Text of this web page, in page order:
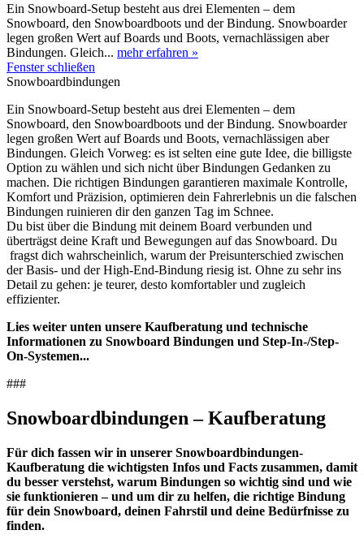
Ein Snowboard-Setup besteht aus drei Elementen – dem
Snowboard, den Snowboardboots und der Bindung. Snowboarder
legen großen Wert auf Boards und Boots, vernachlässigen aber
Bindungen. Gleich... mehr erfahren »
Fenster schließen
Snowboardbindungen
Ein Snowboard-Setup besteht aus drei Elementen – dem
Snowboard, den Snowboardboots und der Bindung. Snowboarder
legen großen Wert auf Boards und Boots, vernachlässigen aber
Bindungen. Gleich Vorweg: es ist selten eine gute Idee, die billigste
Option zu wählen und sich nicht über Bindungen Gedanken zu
machen. Die richtigen Bindungen garantieren maximale Kontrolle,
Komfort und Präzision, optimieren dein Fahrerlebnis un die falschen
Bindungen ruinieren dir den ganzen Tag im Schnee.
Du bist über die Bindung mit deinem Board verbunden und
überträgst deine Kraft und Bewegungen auf das Snowboard. Du
fragst dich wahrscheinlich, warum der Preisunterschied zwischen
der Basis- und der High-End-Bindung riesig ist. Ohne zu sehr ins
Detail zu gehen: je teurer, desto komfortabler und zugleich
effizienter.
Lies weiter unten unsere Kaufberatung und technische
Informationen zu Snowboard Bindungen und Step-In-/Step-
On-Systemen...
###
Snowboardbindungen – Kaufberatung
Für dich fassen wir in unserer Snowboardbindungen-
Kaufberatung die wichtigsten Infos und Facts zusammen, damit
du besser verstehst, warum Bindungen so wichtig sind und wie
sie funktionieren – und um dir zu helfen, die richtige Bindung
für dein Snowboard, deinen Fahrstil und deine Bedürfnisse zu
finden.